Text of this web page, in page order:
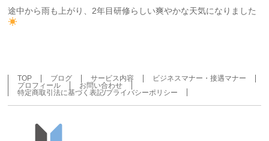
途中から雨も上がり、2年目研修らしい爽やかな天気になりました
TOP ブログ サービス内容
ビジネスマナー・接遇マナー
プロフィール
お問い合わせ
特定商取引法に基づく表記/プライバシーポリシー